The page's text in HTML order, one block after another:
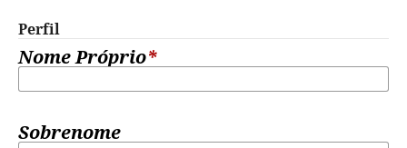
Perfil
Nome Próprio*
Sobrenome